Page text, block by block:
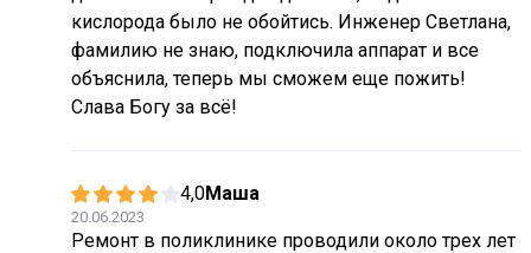
кислорода было не обойтись. Инженер Светлана,
фамилию не знаю, подключила аппарат и все
объяснила, теперь мы сможем еще пожить!
Слава Богу за всё!
4,0Маша
20.06.2023
Ремонт в поликлинике проводили около трех лет